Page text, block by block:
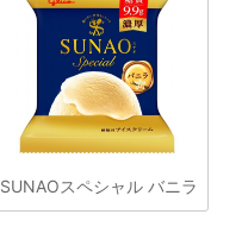
SUNAOスペシャル バニラ